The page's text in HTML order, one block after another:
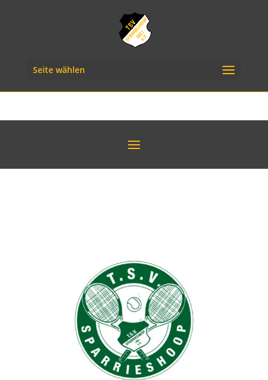
Seite wählen